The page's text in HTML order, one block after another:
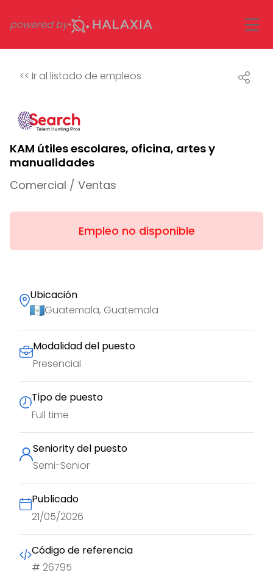
powered by
<< Ir al listado de empleos
KAM útiles escolares, oficina, artes y
manualidades
Comercial / Ventas
Empleo no disponible
Ubicación
Guatemala, Guatemala
Modalidad del puesto
Presencial
Tipo de puesto
Full time
Seniority del puesto
Semi-Senior
Publicado
21/05/2026
Código de referencia
# 26795